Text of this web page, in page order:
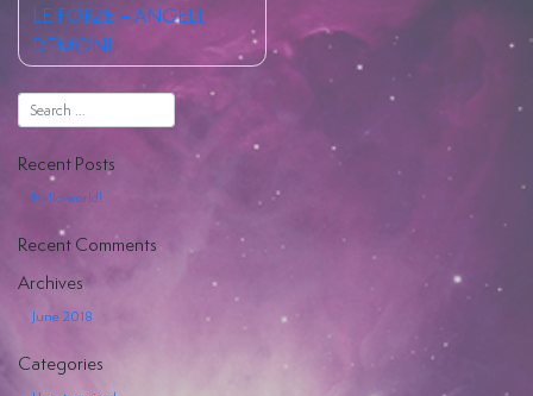
Hiya
OFFERTI
LE FORZE – ANGELI,
DEMONI…
Recent Posts
Hello world!
Recent Comments
Archives
June 2018
Categories